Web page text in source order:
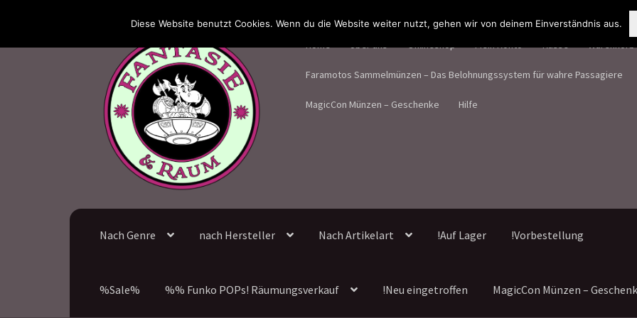
Navigation
springen
Inhalt
springen
Home Über uns Onlineshop Mein Konto Kasse Warenkorb
Faramotos Sammelmünzen – Das Belohnungssystem für wahre Passagiere
MagicCon Münzen – Geschenke Hilfe
Nach Genre nach Hersteller Nach Artikelart !Auf Lager !Vorbestellung
%Sale% %% Funko POPs! Räumungsverkauf !Neu eingetroffen MagicCon Münzen –
Diese Website benutzt Cookies. Wenn du die Website weiter nutzt, gehen wir von deinem Einverständnis aus.